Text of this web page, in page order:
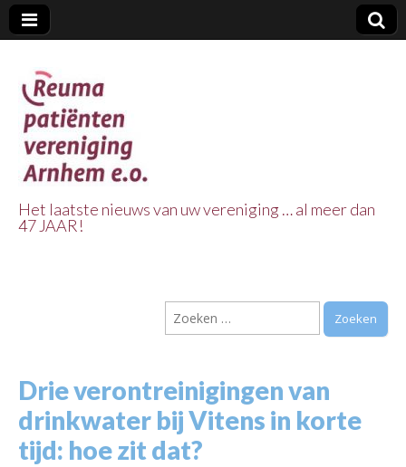
Vereniging
Arnhem e.o.
Het laatste nieuws van uw vereniging … al meer dan
47 JAAR!
Zoeken
naar:
Drie verontreinigingen van
drinkwater bij Vitens in korte
tijd: hoe zit dat?